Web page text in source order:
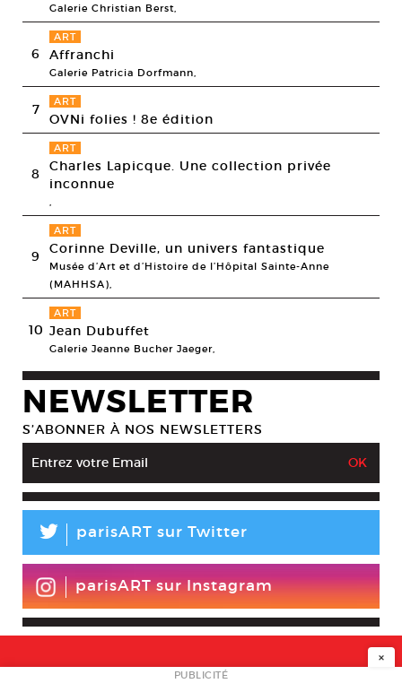
Galerie Christian Berst,
6
ART
Affranchi
Galerie Patricia Dorfmann,
7 ART
OVNi folies ! 8e édition
8
ART
Charles Lapicque. Une collection privée
inconnue
,
9
ART
Corinne Deville, un univers fantastique
Musée d’Art et d’Histoire de l’Hôpital Sainte-Anne
(MAHHSA),
10
ART
Jean Dubuffet
Galerie Jeanne Bucher Jaeger,
NEWSLETTER
S’ABONNER À NOS NEWSLETTERS
L parisART sur Twitter
parisART sur Instagram
×
PUBLICITÉ